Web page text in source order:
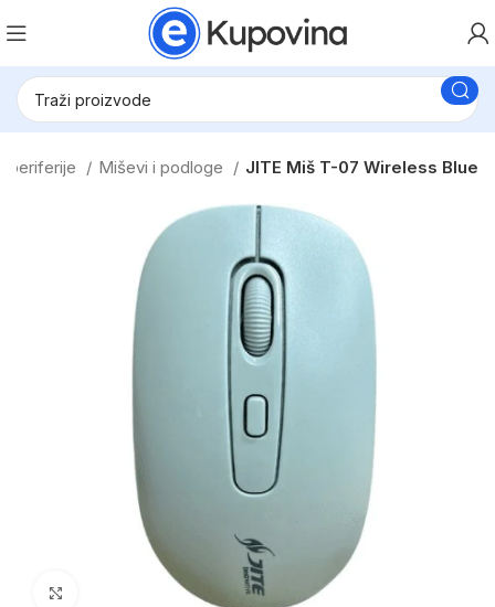
periferije Miševi i podloge JITE Miš T-07 Wireless Blue
Click to enlarge